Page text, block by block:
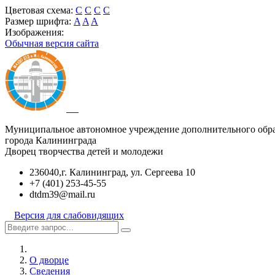
Цветовая схема: C C C C
Размер шрифта: A A A
Изображения:
Обычная версия сайта
Муниципальное автономное учреждение дополнительного
города Калининграда
Дворец творчества детей и молодежи
236040,г. Калининград, ул. Сергеева 10
+7 (401) 253-45-55
dtdm39@mail.ru
Версия для слабовидящих
О дворце
Сведения